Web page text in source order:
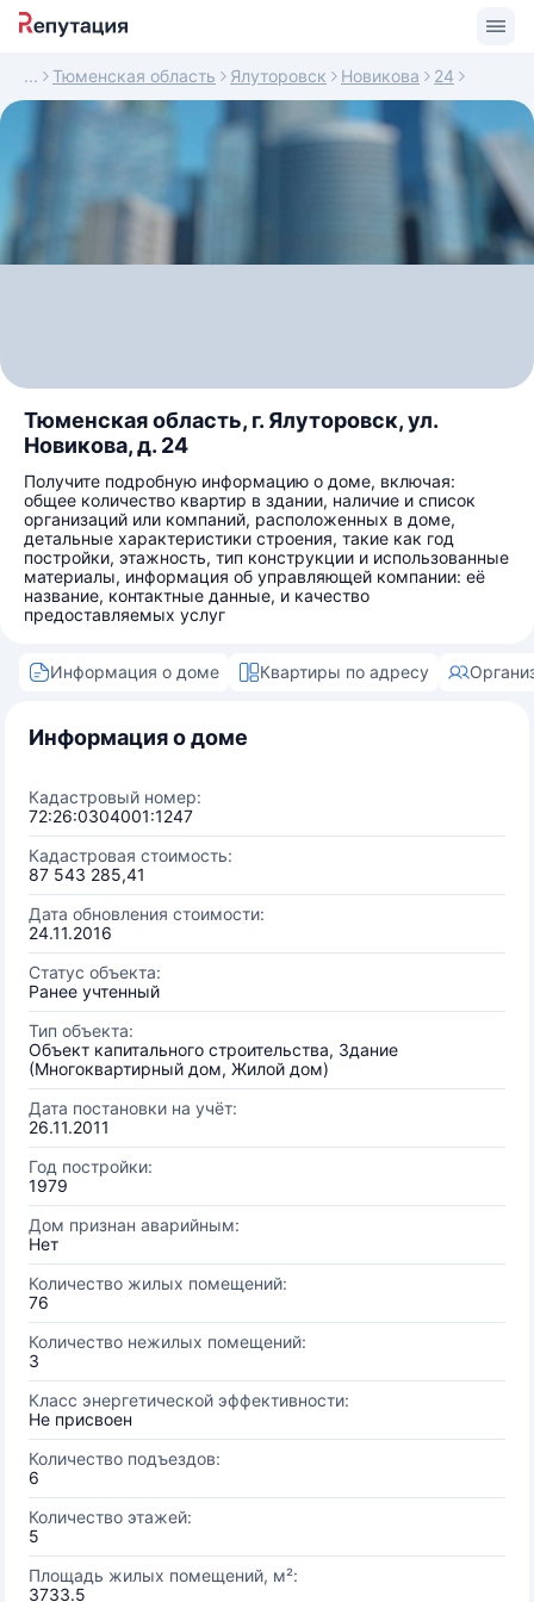
Тюменская область Ялуторовск Новикова 24
Тюменская область, г. Ялуторовск, ул.
Новикова, д. 24
Получите подробную информацию о доме, включая:
общее количество квартир в здании, наличие и список
организаций или компаний, расположенных в доме,
детальные характеристики строения, такие как год
постройки, этажность, тип конструкции и использованные
материалы, информация об управляющей компании: её
название, контактные данные, и качество
предоставляемых услуг
Информация о доме Квартиры по адресу
Информация о доме
Кадастровый номер:
72:26:0304001:1247
Кадастровая стоимость:
87 543 285,41
Дата обновления стоимости:
24.11.2016
Статус объекта:
Ранее учтенный
Тип объекта:
Объект капитального строительства, Здание
(Многоквартирный дом, Жилой дом)
Дата постановки на учёт:
26.11.2011
Год постройки:
1979
Дом признан аварийным:
Нет
Количество жилых помещений:
76
Количество нежилых помещений:
3
Класс энергетической эффективности:
Не присвоен
Количество подъездов:
6
Количество этажей:
5
Площадь жилых помещений, м²:
3733.5